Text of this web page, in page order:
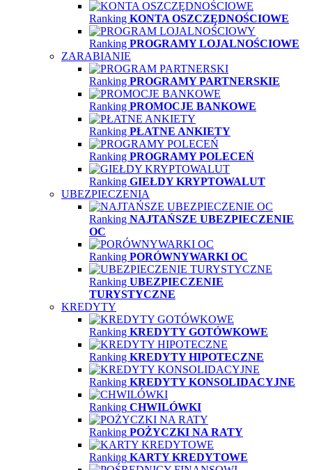
Ranking KONTA OSZCZĘDNOŚCIOWE
Ranking PROGRAMY LOJALNOŚCIOWE
ZARABIANIE
Ranking PROGRAMY PARTNERSKIE
Ranking PROMOCJE BANKOWE
Ranking PŁATNE ANKIETY
Ranking PROGRAMY POLECEŃ
Ranking GIEŁDY KRYPTOWALUT
UBEZPIECZENIA
Ranking NAJTAŃSZE UBEZPIECZENIE
OC
Ranking PORÓWNYWARKI OC
Ranking UBEZPIECZENIE
TURYSTYCZNE
KREDYTY
Ranking KREDYTY GOTÓWKOWE
Ranking KREDYTY HIPOTECZNE
Ranking KREDYTY KONSOLIDACYJNE
Ranking CHWILÓWKI
Ranking POŻYCZKI NA RATY
Ranking KARTY KREDYTOWE